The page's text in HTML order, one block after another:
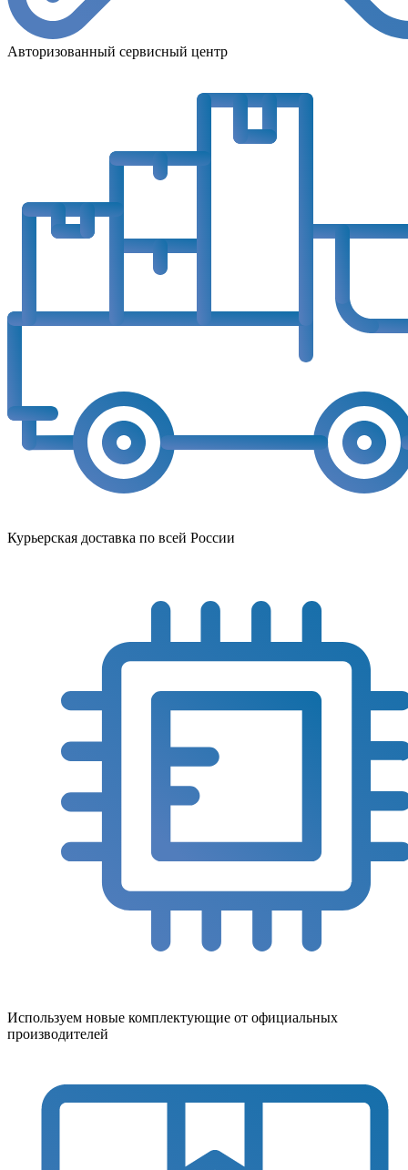
Авторизованный сервисный центр
Курьерская доставка по всей России
Используем новые комплектующие от официальных
производителей